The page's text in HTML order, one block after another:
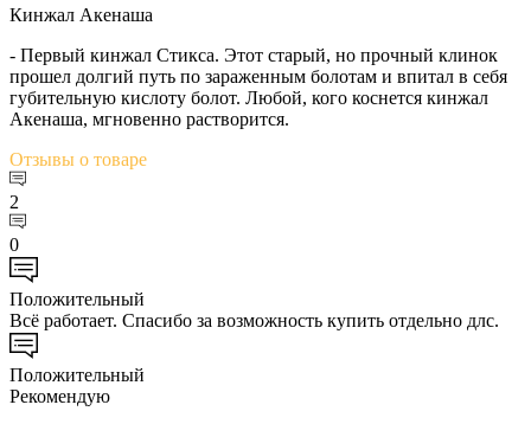
Кинжал Акенаша
- Первый кинжал Стикса. Этот старый, но прочный клинок
прошел долгий путь по зараженным болотам и впитал в себя
губительную кислоту болот. Любой, кого коснется кинжал
Акенаша, мгновенно растворится.
Отзывы о товаре
2
0
Положительный
Всё работает. Спасибо за возможность купить отдельно длс.
Положительный
Рекомендую